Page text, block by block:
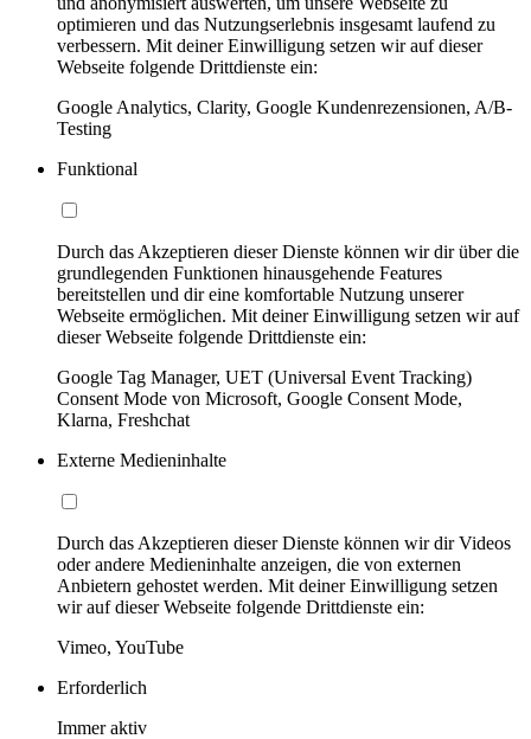
optimieren und das Nutzungserlebnis insgesamt laufend zu
verbessern. Mit deiner Einwilligung setzen wir auf dieser
Webseite folgende Drittdienste ein:
Google Analytics, Clarity, Google Kundenrezensionen, A/B-
Testing
Funktional
Durch das Akzeptieren dieser Dienste können wir dir über die
grundlegenden Funktionen hinausgehende Features
bereitstellen und dir eine komfortable Nutzung unserer
Webseite ermöglichen. Mit deiner Einwilligung setzen wir auf
dieser Webseite folgende Drittdienste ein:
Google Tag Manager, UET (Universal Event Tracking)
Consent Mode von Microsoft, Google Consent Mode,
Klarna, Freshchat
Externe Medieninhalte
Durch das Akzeptieren dieser Dienste können wir dir Videos
oder andere Medieninhalte anzeigen, die von externen
Anbietern gehostet werden. Mit deiner Einwilligung setzen
wir auf dieser Webseite folgende Drittdienste ein:
Vimeo, YouTube
Erforderlich
Immer aktiv